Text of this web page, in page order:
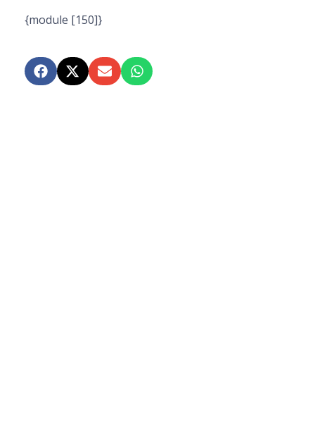
{module [150]}